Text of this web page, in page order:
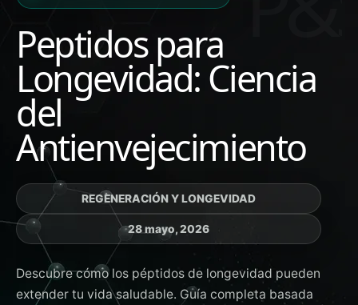
Peptidos para
Longevidad: Ciencia
del
Antienvejecimiento
REGENERACIÓN Y LONGEVIDAD
28 mayo, 2026
Descubre cómo los péptidos de longevidad pueden
extender tu vida saludable. Guía completa basada